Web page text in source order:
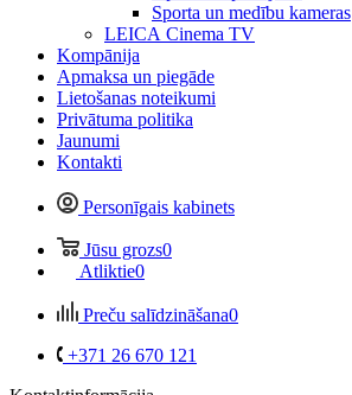
Sporta un medību kameras
LEICA Cinema TV
Kompānija
Apmaksa un piegāde
Lietošanas noteikumi
Privātuma politika
Jaunumi
Kontakti
Personīgais kabinets
Jūsu grozs0
Atliktie0
Preču salīdzināšana0
+371 26 670 121